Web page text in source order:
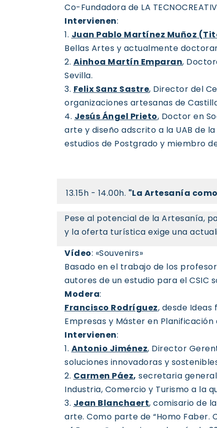
Co-Fundadora de LA
Intervienen:
1. Juan Pablo Martínez Muñoz
Bellas Artes y actualmente
2. Ainhoa Martín Emparan,
Sevilla.
3. Felix Sanz Sastre, Director del
organizaciones artesanas de
4. Jesús Ángel Prieto, Doctor en
arte y diseño adscrito a la UAB de
estudios de Postgrado y miembro
13.15h - 14.00h. "La Artesanía
Pese al potencial de la Artesanía,
y la oferta turística exige una
Vídeo: «Souvenirs»
Basado en el trabajo de los
autores de un estudio para el
Modera:
Francisco Rodríguez, desde
Empresas y Máster en
Intervienen:
1. Antonio Jiménez, Director
soluciones innovadoras y
2. Carmen Páez, secretaria
Industria, Comercio y Turismo a la
3. Jean Blanchaert, comisario de
arte. Como parte de “Homo Faber.